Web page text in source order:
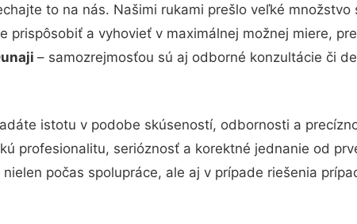
to na nás. Našimi rukami prešlo veľké
prispôsobiť a vyhovieť v maximálnej možnej miere,
– samozrejmosťou sú aj odborné konzultácie či
istotu v podobe skúseností, odbornosti a
profesionalitu, serióznosť a korektné jednanie od
počas spolupráce, ale aj v prípade riešenia